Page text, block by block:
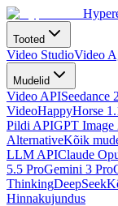
Tooted
Video StudioVideo
Mudelid
Video APISeedance
VideoHappyHorse
Pildi APIGPT Image
AlternativeKõik
LLM APIClaude
5.5 ProGemini 3 Pro
ThinkingDeepSeek
Hinnakujundus